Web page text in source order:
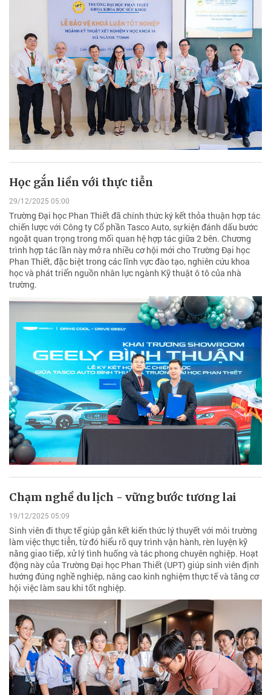
Học gắn liền với thực tiễn
29/12/2025 05:00
Trường Đại học Phan Thiết đã chính thức ký kết thỏa thuận hợp tác
chiến lược với Công ty Cổ phần Tasco Auto, sự kiện đánh dấu bước
ngoặt quan trọng trong mối quan hệ hợp tác giữa 2 bên. Chương
trình hợp tác lần này mở ra nhiều cơ hội mới cho Trường Đại học
Phan Thiết, đặc biệt trong các lĩnh vực đào tạo, nghiên cứu khoa
học và phát triển nguồn nhân lực ngành Kỹ thuật ô tô của nhà
trường.
Chạm nghề du lịch - vững bước tương lai
19/12/2025 05:09
Sinh viên đi thực tế giúp gắn kết kiến thức lý thuyết với môi trường
làm việc thực tiễn, từ đó hiểu rõ quy trình vận hành, rèn luyện kỹ
năng giao tiếp, xử lý tình huống và tác phong chuyên nghiệp. Hoạt
động này của Trường Đại học Phan Thiết (UPT) giúp sinh viên định
hướng đúng nghề nghiệp, nâng cao kinh nghiệm thực tế và tăng cơ
hội việc làm sau khi tốt nghiệp.